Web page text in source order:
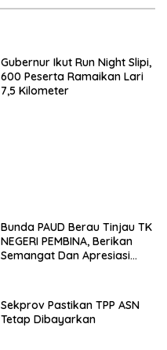
Gubernur Ikut Run Night Slipi,
600 Peserta Ramaikan Lari
7,5 Kilometer
Bunda PAUD Berau Tinjau TK
NEGERI PEMBINA, Berikan
Semangat Dan Apresiasi
Sekprov Pastikan TPP ASN
Tetap Dibayarkan